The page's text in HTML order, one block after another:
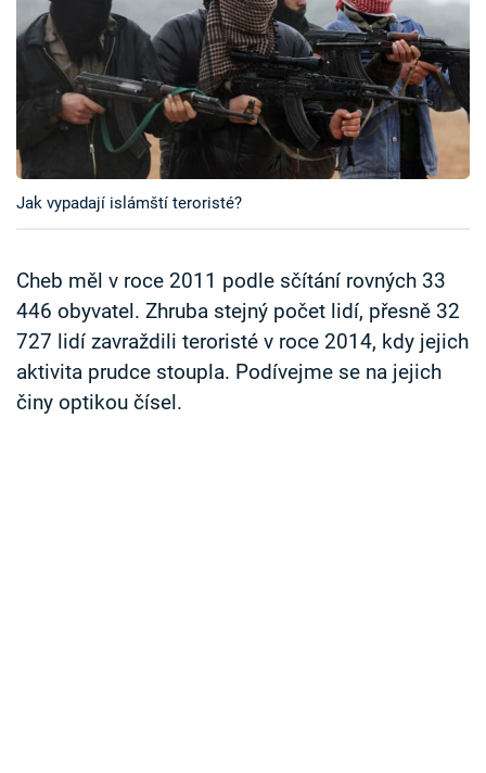
TV Program
Časopis
Sledujte prima+
Přihlášení
Sledujte nás
Jak vypadají islámští teroristé?
Cheb měl v roce 2011 podle sčítání rovných 33
446 obyvatel. Zhruba stejný počet lidí, přesně 32
727 lidí zavraždili teroristé v roce 2014, kdy jejich
aktivita prudce stoupla. Podívejme se na jejich
činy optikou čísel.